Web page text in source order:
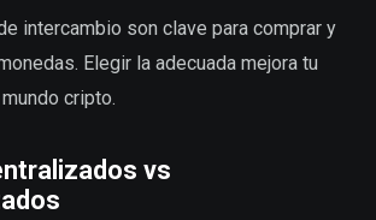
intercambio son clave para comprar y
Elegir la adecuada mejora tu
cripto.
vs